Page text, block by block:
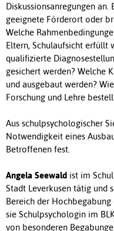
Diskussionsanregungen
geeignete Förderort oder
Welche
Eltern, Schulaufsicht erfüllt
qualifizierte
gesichert werden? Welche
und ausgebaut werden?
Forschung und Lehre
Aus schulpsychologischer
Notwendigkeit eines
Betroffenen fest.
Angela Seewald ist im
Stadt Leverkusen tätig und
Bereich der
sie Schulpsychologin im
von besonderen